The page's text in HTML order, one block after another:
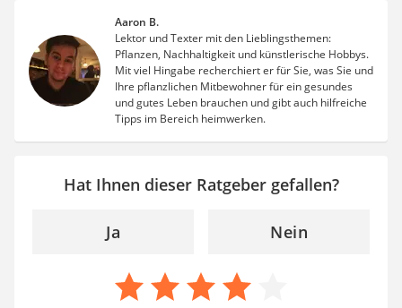
Aaron B.
Lektor und Texter mit den Lieblingsthemen:
Pflanzen, Nachhaltigkeit und künstlerische Hobbys.
Mit viel Hingabe recherchiert er für Sie, was Sie und
Ihre pflanzlichen Mitbewohner für ein gesundes
und gutes Leben brauchen und gibt auch hilfreiche
Tipps im Bereich heimwerken.
Hat Ihnen dieser Ratgeber gefallen?
Ja Nein